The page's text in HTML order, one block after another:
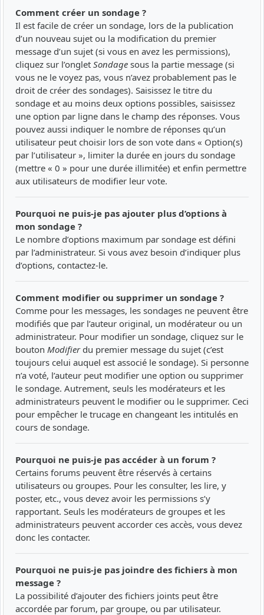
Comment créer un sondage ?
Il est facile de créer un sondage, lors de la publication
d’un nouveau sujet ou la modification du premier
message d’un sujet (si vous en avez les permissions),
cliquez sur l’onglet Sondage sous la partie message (si
vous ne le voyez pas, vous n’avez probablement pas le
droit de créer des sondages). Saisissez le titre du
sondage et au moins deux options possibles, saisissez
une option par ligne dans le champ des réponses. Vous
pouvez aussi indiquer le nombre de réponses qu’un
utilisateur peut choisir lors de son vote dans « Option(s)
par l’utilisateur », limiter la durée en jours du sondage
(mettre « 0 » pour une durée illimitée) et enfin permettre
aux utilisateurs de modifier leur vote.
Pourquoi ne puis-je pas ajouter plus d’options à
mon sondage ?
Le nombre d’options maximum par sondage est défini
par l’administrateur. Si vous avez besoin d’indiquer plus
d’options, contactez-le.
Comment modifier ou supprimer un sondage ?
Comme pour les messages, les sondages ne peuvent être
modifiés que par l’auteur original, un modérateur ou un
administrateur. Pour modifier un sondage, cliquez sur le
bouton Modifierdu premier message du sujet (c’est
toujours celui auquel est associé le sondage). Si personne
n’a voté, l’auteur peut modifier une option ou supprimer
le sondage. Autrement, seuls les modérateurs et les
administrateurs peuvent le modifier ou le supprimer. Ceci
pour empêcher le trucage en changeant les intitulés en
cours de sondage.
Pourquoi ne puis-je pas accéder à un forum ?
Certains forums peuvent être réservés à certains
utilisateurs ou groupes. Pour les consulter, les lire, y
poster, etc., vous devez avoir les permissions s’y
rapportant. Seuls les modérateurs de groupes et les
administrateurs peuvent accorder ces accès, vous devez
donc les contacter.
Pourquoi ne puis-je pas joindre des fichiers à mon
message ?
La possibilité d’ajouter des fichiers joints peut être
accordée par forum, par groupe, ou par utilisateur.